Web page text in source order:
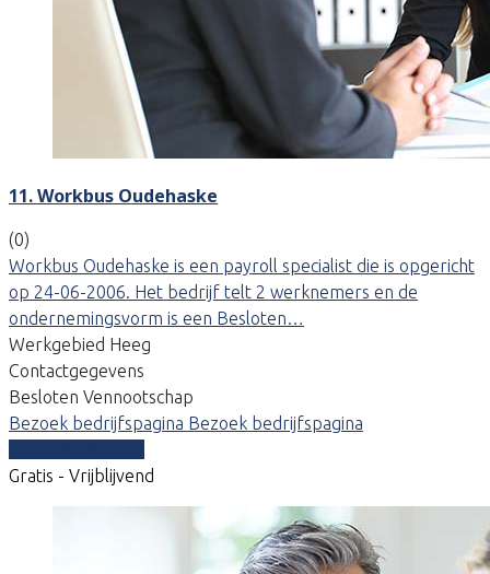
11. Workbus Oudehaske
(0)
Workbus Oudehaske is een payroll specialist die is opgericht
op 24-06-2006. Het bedrijf telt 2 werknemers en de
ondernemingsvorm is een Besloten…
Werkgebied Heeg
Contactgegevens
Besloten Vennootschap
Bezoek bedrijfspagina Bezoek bedrijfspagina
Gratis - Vrijblijvend